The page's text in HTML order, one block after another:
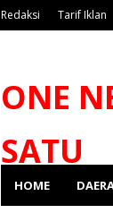
Redaksi Tarif Iklan
ONE
SATU
HOME